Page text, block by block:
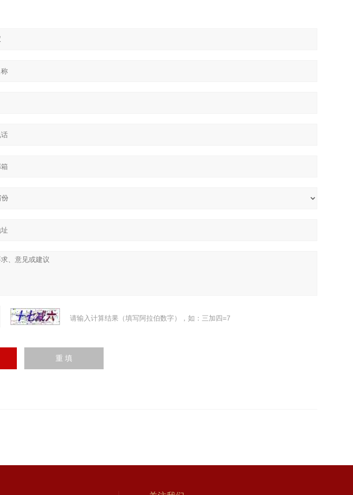
请输入计算结果（填写阿拉伯数字），如：三加四=7